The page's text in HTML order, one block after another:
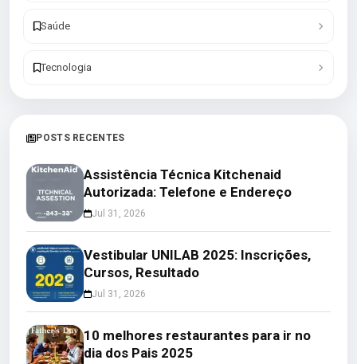
Saúde
Tecnologia
POSTS RECENTES
Assistência Técnica Kitchenaid
Autorizada: Telefone e Endereço
Jul 31, 2026
Vestibular UNILAB 2025: Inscrições,
Cursos, Resultado
Jul 31, 2026
10 melhores restaurantes para ir no
dia dos Pais 2025